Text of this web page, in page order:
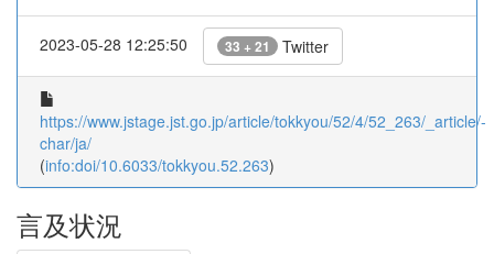
2023-05-28 12:25:50 33 + 21 Twitter
https://www.jstage.jst.go.jp/article/tokkyou/52/4/52_263/_article/-
char/ja/
(info:doi/10.6033/tokkyou.52.263)
言及状況